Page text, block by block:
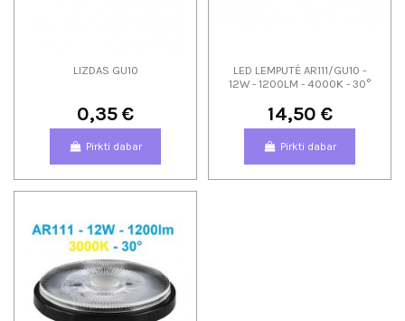
LIZDAS GU10
0,35 €
Pirkti dabar
LED LEMPUTĖ AR111/GU10 -
12W - 1200LM - 4000K - 30°
14,50 €
Pirkti dabar